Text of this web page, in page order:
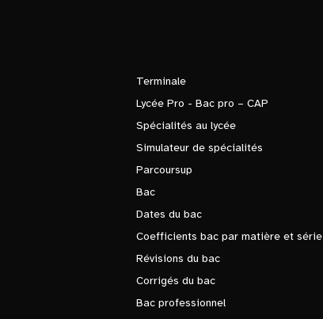
Terminale
Lycée Pro - Bac pro – CAP
Spécialités au lycée
Simulateur de spécialités
Parcoursup
Bac
Dates du bac
Coefficients bac par matière et série
Révisions du bac
Corrigés du bac
Bac professionnel